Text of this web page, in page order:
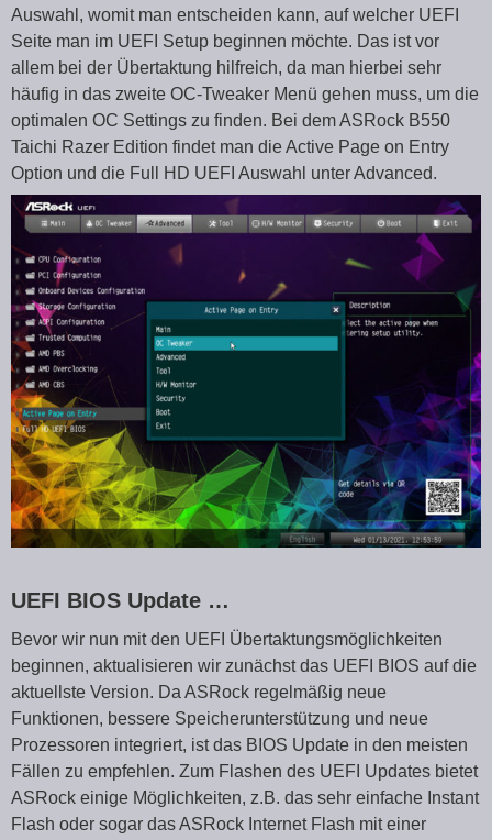
Auswahl, womit man entscheiden kann, auf welcher UEFI
Seite man im UEFI Setup beginnen möchte. Das ist vor
allem bei der Übertaktung hilfreich, da man hierbei sehr
häufig in das zweite OC-Tweaker Menü gehen muss, um die
optimalen OC Settings zu finden. Bei dem ASRock B550
Taichi Razer Edition findet man die Active Page on Entry
Option und die Full HD UEFI Auswahl unter Advanced.
UEFI BIOS Update …
Bevor wir nun mit den UEFI Übertaktungsmöglichkeiten
beginnen, aktualisieren wir zunächst das UEFI BIOS auf die
aktuellste Version. Da ASRock regelmäßig neue
Funktionen, bessere Speicherunterstützung und neue
Prozessoren integriert, ist das BIOS Update in den meisten
Fällen zu empfehlen. Zum Flashen des UEFI Updates bietet
ASRock einige Möglichkeiten, z.B. das sehr einfache Instant
Flash oder sogar das ASRock Internet Flash mit einer